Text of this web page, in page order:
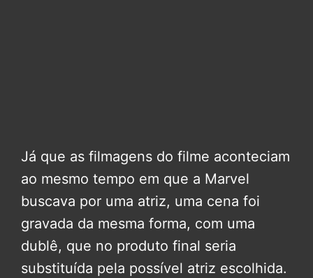
Já que as filmagens do filme aconteciam
ao mesmo tempo em que a Marvel
buscava por uma atriz, uma cena foi
gravada da mesma forma, com uma
dublê, que no produto final seria
substituída pela possível atriz escolhida.